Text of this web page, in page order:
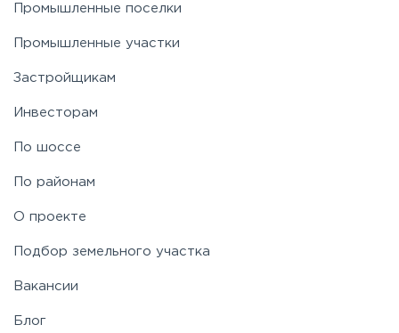
Промышленные поселки
Промышленные участки
Застройщикам
Инвесторам
По шоссе
По районам
О проекте
Подбор земельного участка
Вакансии
Блог